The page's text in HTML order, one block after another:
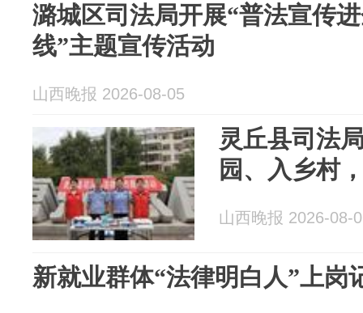
潞城区司法局开展“普法宣传进企业 法治
线”主题宣传活动
山西晚报 2026-08-05
灵丘县司法
园、入乡村
山西晚报 2026-08-
新就业群体“法律明白人”上岗